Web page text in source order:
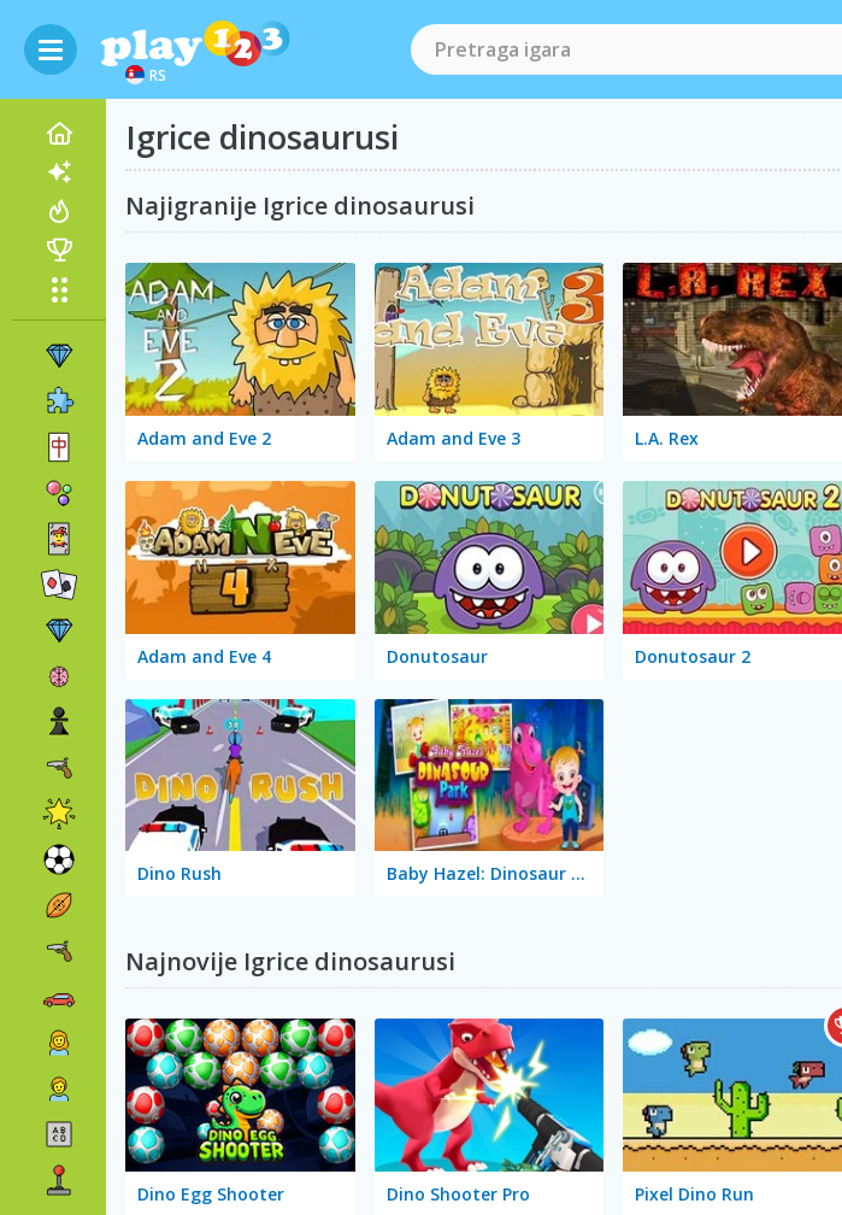
RS
Igrice dinosaurusi
Najigranije Igrice dinosaurusi
Adam and Eve 2 Adam and Eve 3 L.A. Rex
Adam and Eve 4 Donutosaur Donutosaur 2
Dino Rush Baby Hazel: Dinosaur Park
Najnovije Igrice dinosaurusi
Dino Egg Shooter Dino Shooter Pro Pixel Dino Run